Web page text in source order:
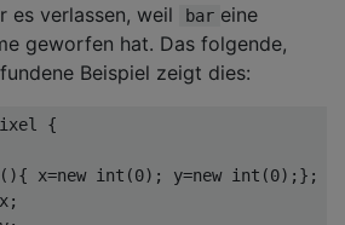
es verlassen, weil
bar eine
geworfen hat. Das folgende,
Beispiel zeigt dies:
{
x=
new int (0); y=new int (0);};